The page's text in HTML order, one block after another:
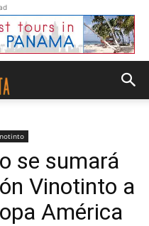
se sumará
Vinotinto a
América